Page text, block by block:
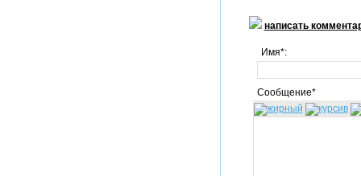
написать
Имя*:
Сообщение*